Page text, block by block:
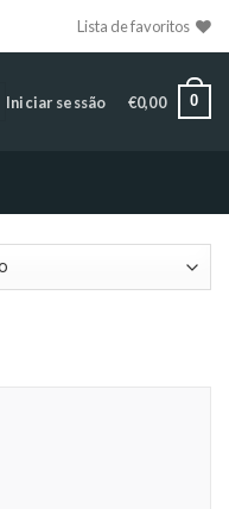
Lista de favoritos
Iniciar sessão €0,00 0